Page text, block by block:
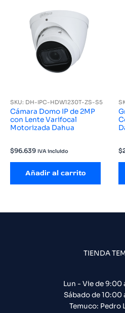
SKU: DH-IPC-HDW1230T-ZS-S5
Cámara Domo IP de 2MP
con Lente Varifocal
Motorizada Dahua
$96.639 IVA incluido
Añadir al carrito
$
TIENDA
Lun - Vie de 9:00
Sábado de 10:00
Temuco: Pedro